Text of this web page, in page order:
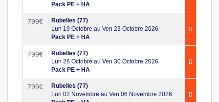
Pack PE + HA
799€
Rubelles (77)
Lun 19 Octobre au Ven 23 Octobre 2026
Pack PE + HA
799€
Rubelles (77)
Lun 26 Octobre au Ven 30 Octobre 2026
Pack PE + HA
799€
Rubelles (77)
Lun 02 Novembre au Ven 06 Novembre 2026